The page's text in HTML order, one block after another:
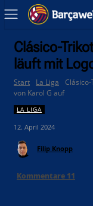
Clásico-
läuft mit
Start La Liga
von Karol G auf
LA LIGA
12. April 2024
Filip Knopp
Kommentare 11